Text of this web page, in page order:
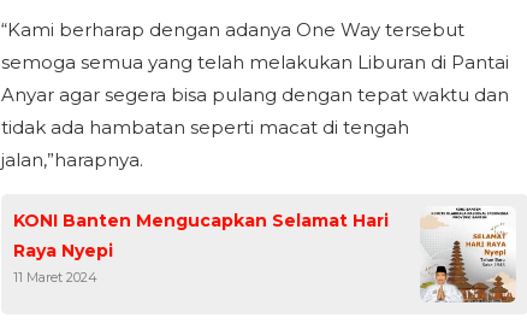
“Kami berharap dengan adanya One Way tersebut
semoga semua yang telah melakukan Liburan di Pantai
Anyar agar segera bisa pulang dengan tepat waktu dan
tidak ada hambatan seperti macat di tengah
jalan,”harapnya.
KONI Banten Mengucapkan Selamat Hari
Raya Nyepi
11 Maret 2024